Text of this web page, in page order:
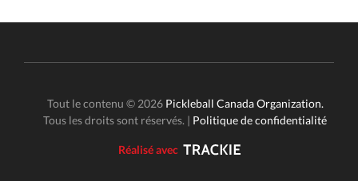
Tout le contenu © 2026 Pickleball Canada Organization.
Tous les droits sont réservés. | Politique de confidentialité
Réalisé avec